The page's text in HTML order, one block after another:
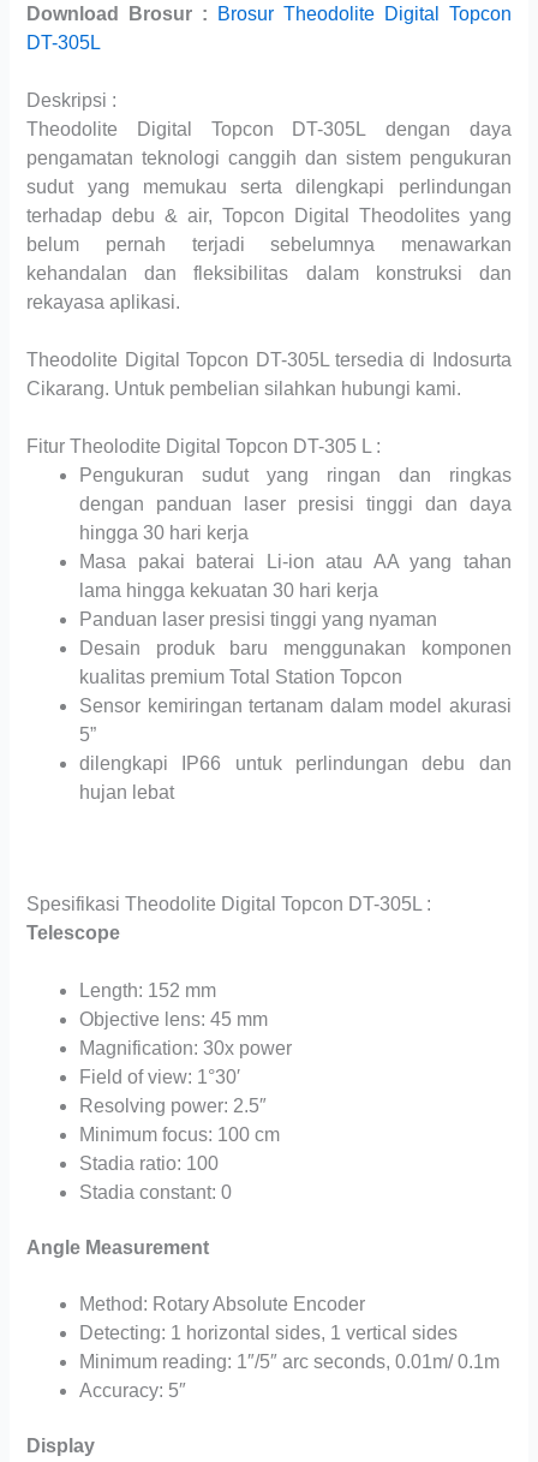
Download Brosur :
Brosur Theodolite Digital Topcon
DT-305L
Deskripsi :
Theodolite Digital Topcon DT-305L dengan daya
pengamatan teknologi canggih dan sistem pengukuran
sudut yang memukau serta dilengkapi perlindungan
terhadap debu & air, Topcon Digital Theodolites yang
belum pernah terjadi sebelumnya menawarkan
kehandalan dan fleksibilitas dalam konstruksi dan
rekayasa aplikasi.
Theodolite Digital Topcon DT-305L tersedia di Indosurta
Cikarang. Untuk pembelian silahkan hubungi kami.
Fitur Theolodite Digital Topcon DT-305 L :
Pengukuran sudut yang ringan dan ringkas
dengan panduan laser presisi tinggi dan daya
hingga 30 hari kerja
Masa pakai baterai Li-ion atau AA yang tahan
lama hingga kekuatan 30 hari kerja
Panduan laser presisi tinggi yang nyaman
Desain produk baru menggunakan komponen
kualitas premium Total Station Topcon
Sensor kemiringan tertanam dalam model akurasi
5”
dilengkapi IP66 untuk perlindungan debu dan
hujan lebat
Spesifikasi Theodolite Digital Topcon DT-305L :
Telescope
Length: 152 mm
Objective lens: 45 mm
Magnification: 30x power
Field of view: 1°30′
Resolving power: 2.5″
Minimum focus: 100 cm
Stadia ratio: 100
Stadia constant: 0
Angle Measurement
Method: Rotary Absolute Encoder
Detecting: 1 horizontal sides, 1 vertical sides
Minimum reading: 1″/5″ arc seconds, 0.01m/ 0.1m
Accuracy: 5″
Display